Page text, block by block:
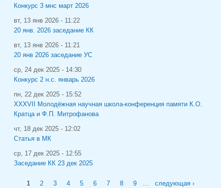
Конкурс 3 мнс март 2026
вт, 13 янв 2026 - 11:22
20 янв. 2026 заседание КК
вт, 13 янв 2026 - 11:21
20 янв 2026 заседание УС
ср, 24 дек 2025 - 14:30
Конкурс 2 н.с. январь 2026
пн, 22 дек 2025 - 15:52
XXXVII Молодёжная научная школа-конференция памяти К.О.
Кратца и Ф.П. Митрофанова
чт, 18 дек 2025 - 12:02
Статья в МК
ср, 17 дек 2025 - 12:55
Заседание КК 23 дек 2025
Страницы
1 2 3 4 5 6 7 8 9
следующая ›